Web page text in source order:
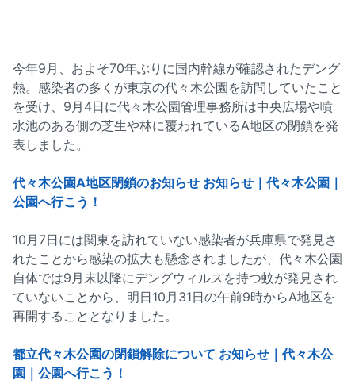
今年9月、およそ70年ぶりに国内幹線が確認されたデング
熱。感染者の多くが東京の代々木公園を訪問していたこと
を受け、9月4日に代々木公園管理事務所は中央広場や噴
水池のある側の芝生や林に覆われているA地区の閉鎖を発
表しました。
代々木公園A地区閉鎖のお知らせ お知らせ｜代々木公園｜
公園へ行こう！
10月7日には関東を訪れていない感染者が兵庫県で発見さ
れたことから感染の拡大も懸念されましたが、代々木公園
自体では9月末以降にデングウィルスを持つ蚊が発見され
ていないことから、明日10月31日の午前9時からA地区を
再開することとなりました。
都立代々木公園の閉鎖解除について お知らせ｜代々木公
園｜公園へ行こう！